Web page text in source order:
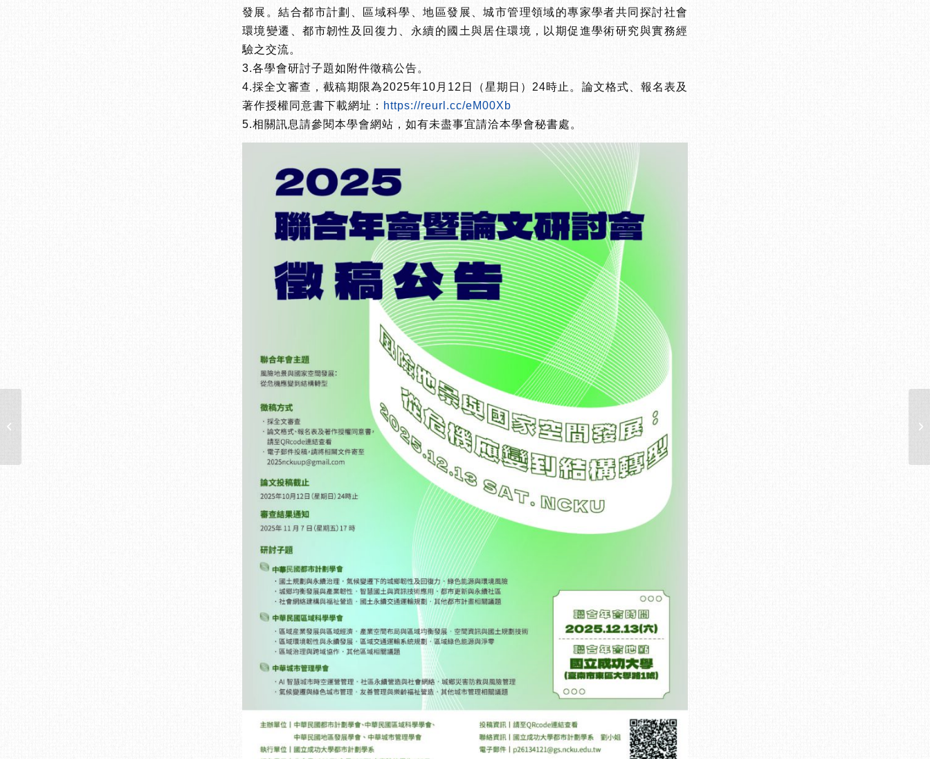
發展。結合都市計劃、區域科學、地區發展、城市管理領域的專家學者共同探討社會
環境變遷、都市韌性及回復力、永續的國土與居住環境，以期促進學術研究與實務經
驗之交流。
3.各學會研討子題如附件徵稿公告。
4.採全文審查，截稿期限為2025年10月12日（星期日）24時止。論文格式、報名表及
著作授權同意書下載網址： https://reurl.cc/eM00Xb
5.相關訊息請參閱本學會網站，如有未盡事宜請洽本學會秘書處。